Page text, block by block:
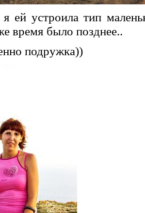
я ей устроила тип
время было позднее..
подружка))